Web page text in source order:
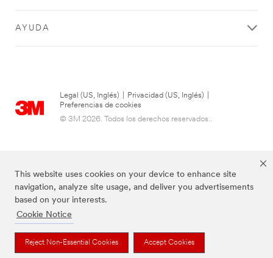
This website uses cookies on your device to enhance site
navigation, analyze site usage, and deliver you advertisements
based on your interests.
Cookie Notice
Reject Non-Essential Cookies Accept Cookies
AYUDA
Legal (US, Inglés) Privacidad (US, Inglés)
Preferencias de cookies
© 3M 2026. Todos los derechos reservados..
Las marcas mencionadas anteriormente son marcas comerciales de 3M.